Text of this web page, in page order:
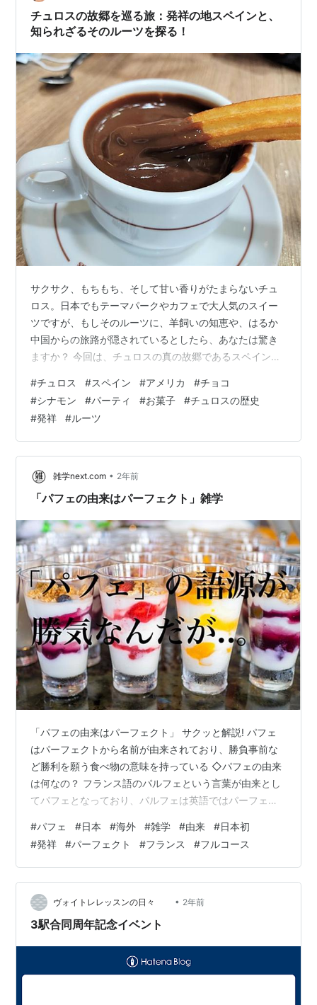
査もＯＫ（頑張…
チュロスの故郷を巡る旅：発祥の地スペインと、
知られざるそのルーツを探る！
サクサク、もちもち、そして甘い香りがたまらないチュ
ロス。日本でもテーマパークやカフェで大人気のスイー
ツですが、もしそのルーツに、羊飼いの知恵や、はるか
中国からの旅路が隠されているとしたら、あなたは驚き
ますか？ 今回は、チュロスの真の故郷であるスペインへ
いきましょう！ チュロスの発祥地は、やっぱり「スペイ
ン」！ 結論から言うと、現在私たちが知るチュロスの形
は、間違いなくスペインで生まれ、発展しました。スペ
インの朝食やおやつの時間には、温かい濃厚なホットチ
ョコレートにチュロスを浸して食べるのが定番です。
（写真：温かい濃厚なホットチョコレートにチュ…
#チュロス #スペイン #アメリカ #チョコ
#シナモン #パーティ #お菓子 #チュロスの歴史
#発祥 #ルーツ
雑学next.com • 2年前
「パフェの由来はパーフェクト」雑学
「パフェの由来はパーフェクト」 サクッと解説! パフェ
はパーフェクトから名前が由来されており、勝負事前な
ど勝利を願う食べ物の意味を持っている ◇パフェの由来
は何なの？ フランス語のパルフェという言葉が由来とし
てパフェとなっており、パルフェは英語ではパーフェク
フルコースに出されていたこともあり完璧なデザートと
しての意味を持って作られたと考えられています。 ま
た、日本など他の国にパフェは普及していますが、勝負
事の前にカツ丼を食べる風習が日本にあるように、パー
フェクトという勝利をこめてパフェを食べる風習もある
と言われています。 ◇パフェはどこの国発…
#パフェ #日本 #海外 #雑学 #由来 #日本初
#発祥 #パーフェクト #フランス #フルコース
ヴォイトレレッスンの日々 • 2年前
3駅合同周年記念イベント